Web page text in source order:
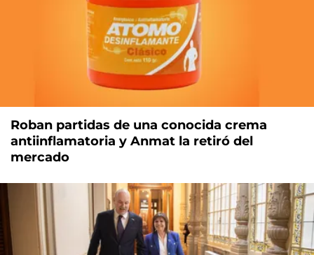
Roban partidas de una conocida crema
antiinflamatoria y Anmat la retiró del
mercado